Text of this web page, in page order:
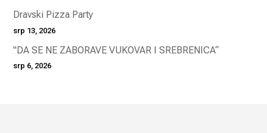
Dravski Pizza Party
srp 13, 2026
"DA SE NE ZABORAVE VUKOVAR I SREBRENICA“
srp 6, 2026